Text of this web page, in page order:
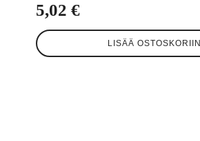
5,02 €
LISÄÄ OSTOSKORIIN